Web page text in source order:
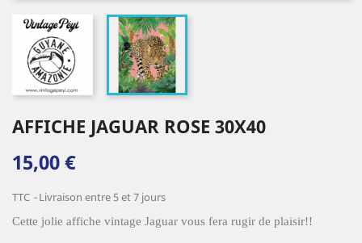
AFFICHE JAGUAR ROSE 30X40
15,00 €
TTC Livraison entre 5 et 7 jours
Cette jolie affiche vintage Jaguar vous fera rugir de plaisir!!